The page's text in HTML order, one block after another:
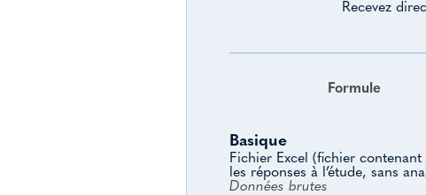
Recevez
Formule
Basique
Fichier Excel (fichier contenant
les réponses à l’étude, sans
Données brutes